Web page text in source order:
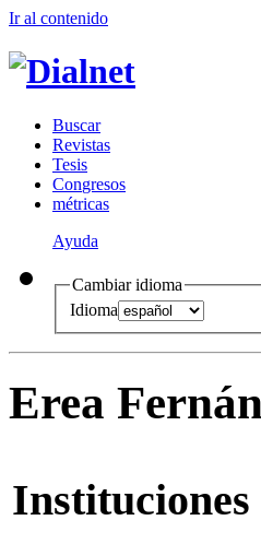
Ir al contenido
Buscar
Revistas
Tesis
Congresos
métricas
Ayuda
Cambiar idioma
Idioma
Erea
Instituciones